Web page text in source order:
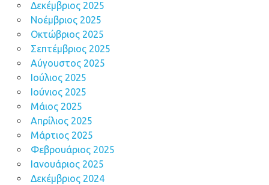
Δεκέμβριος 2025
Νοέμβριος 2025
Οκτώβριος 2025
Σεπτέμβριος 2025
Αύγουστος 2025
Ιούλιος 2025
Ιούνιος 2025
Μάιος 2025
Απρίλιος 2025
Μάρτιος 2025
Φεβρουάριος 2025
Ιανουάριος 2025
Δεκέμβριος 2024